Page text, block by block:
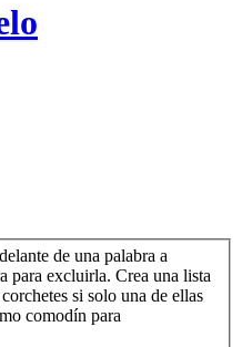
delante de una palabra a
para excluirla. Crea una lista
si solo una de ellas
comodín para